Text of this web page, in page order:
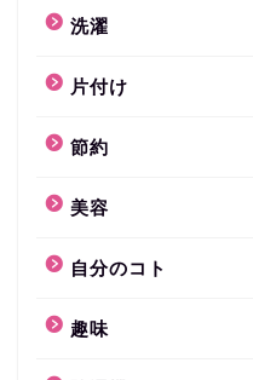
洗濯
片付け
節約
美容
自分のコト
趣味